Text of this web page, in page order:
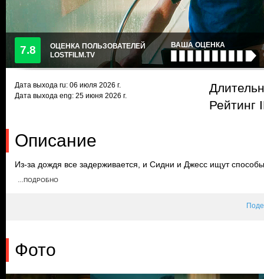
7.8
ОЦЕНКА ПОЛЬЗОВАТЕЛЕЙ
LOSTFILM.TV
ВАША ОЦЕНКА
Дата выхода ru: 06 июля 2026 г.
Дата выхода eng: 25 июня 2026 г.
Рейтинг
Описание
Из-за дождя все задерживается, и Сидни и Джесс ищут
каждого столика. Маркус становится раздражительным по
…ПОДРОБНО
Фото